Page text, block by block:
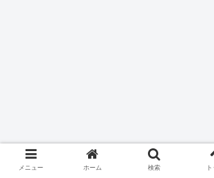
メニュー ホーム 検索